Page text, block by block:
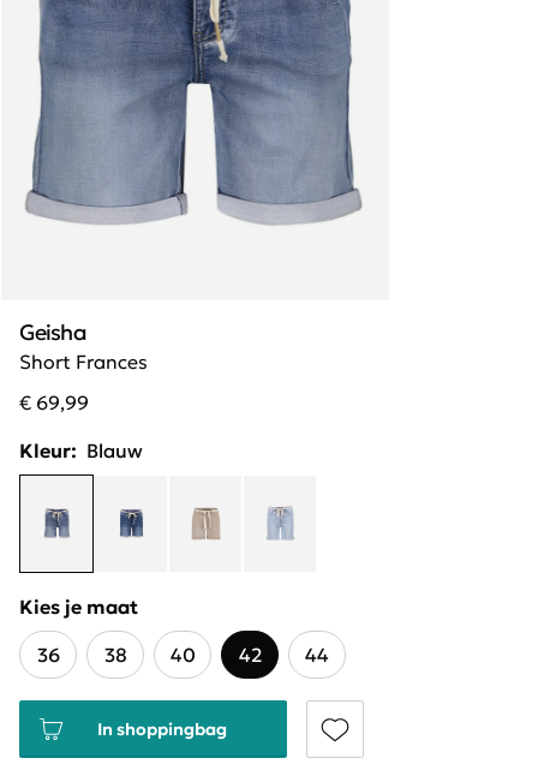
Short Frances
Geisha
€ 69,99
Kleur: Blauw
Kies je maat
36
38 40 42 44
In shoppingbag